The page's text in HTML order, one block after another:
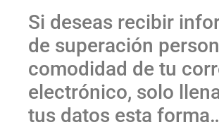
Si deseas recibir
de superación
comodidad de tu
electrónico, solo
tus datos esta